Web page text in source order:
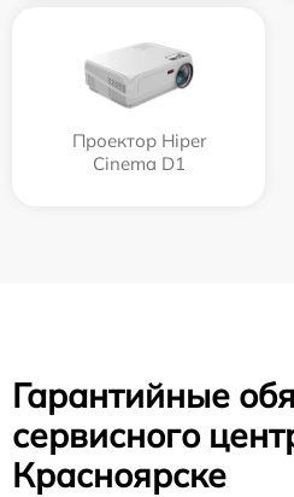
Проектор Hiper
Cinema D1
Гарантийные
сервисного
Красноярске